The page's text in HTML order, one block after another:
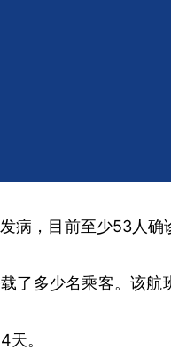
病，目前至少53人确
了多少名乘客。该航
。